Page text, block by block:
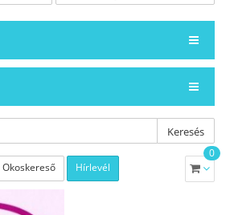
Keresés
Okoskereső Hírlevél
0